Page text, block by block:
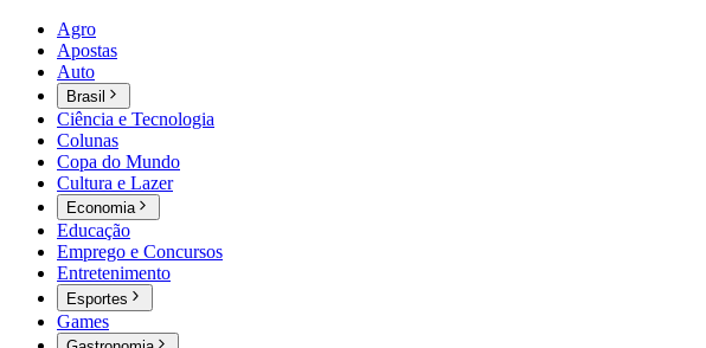
Agro
Apostas
Auto
Brasil
Ciência e Tecnologia
Colunas
Copa do Mundo
Cultura e Lazer
Economia
Educação
Emprego e Concursos
Entretenimento
Esportes
Games